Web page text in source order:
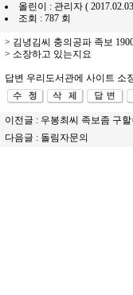
올린이 : 관리자 (
조회 : 787 회
> 김녕김씨 충의공파 족보
> 소장하고 있는지요
답변 우리도서관에 사이트 소
이전글 : 우봉최씨 족보좀 구할
다음글 : 돌림자문의